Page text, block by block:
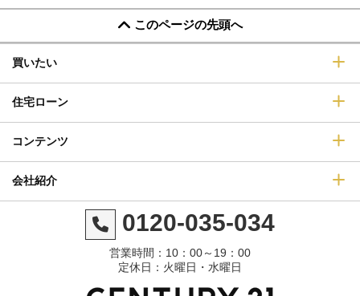
このページの先頭へ
買いたい
住宅ローン
コンテンツ
会社紹介
0120-035-034
営業時間：10：00～19：00
定休日：火曜日・水曜日